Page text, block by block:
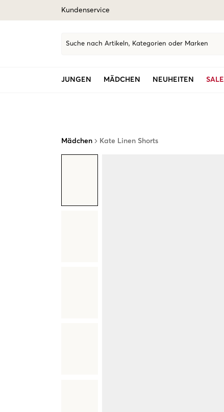
Kundenservice
Suche nach Artikeln, Kategorien oder Marken
JUNGEN MÄDCHEN NEUHEITEN SALE
Mädchen Kate Linen Shorts